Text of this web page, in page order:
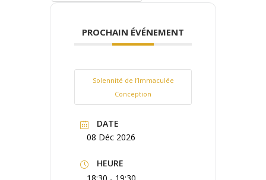
PROCHAIN ÉVÉNEMENT
Solennité de l’Immaculée
Conception
DATE
08 Déc 2026
HEURE